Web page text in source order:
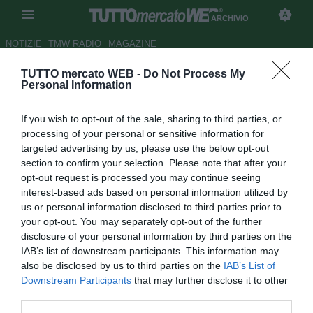
TUTTO mercato WEB - Do Not Process My
Personal Information
If you wish to opt-out of the sale, sharing to third parties, or
processing of your personal or sensitive information for
targeted advertising by us, please use the below opt-out
section to confirm your selection. Please note that after your
opt-out request is processed you may continue seeing
interest-based ads based on personal information utilized by
us or personal information disclosed to third parties prior to
your opt-out. You may separately opt-out of the further
disclosure of your personal information by third parties on the
IAB’s list of downstream participants. This information may
also be disclosed by us to third parties on the IAB’s List of
Downstream Participants that may further disclose it to other
ARCHIVIO
NOTIZIE TMW RADIO MAGAZINE
Fiorentina, Mutu: "L'intesa con
Autore Appi .
21.09.2006 18:46
vedi letture
E' Adrian Mutu il protagonista della sala stampa di oggi. Il